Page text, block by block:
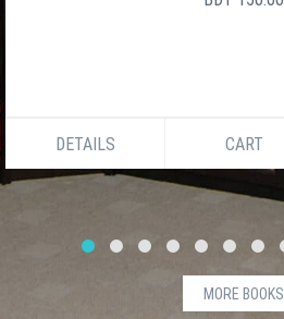
DETAILS CART
MORE BOOKS